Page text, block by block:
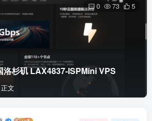
杉矶 LAX4837-ISPMini VPS
正文
0 73 5